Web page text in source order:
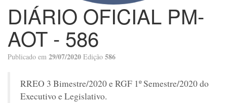
DIÁRIO OFICIAL PM-
AOT - 586
Publicado em 29/07/2020 Edição 586
RREO 3 Bimestre/2020 e RGF 1º Semestre/2020 do
Executivo e Legislativo.